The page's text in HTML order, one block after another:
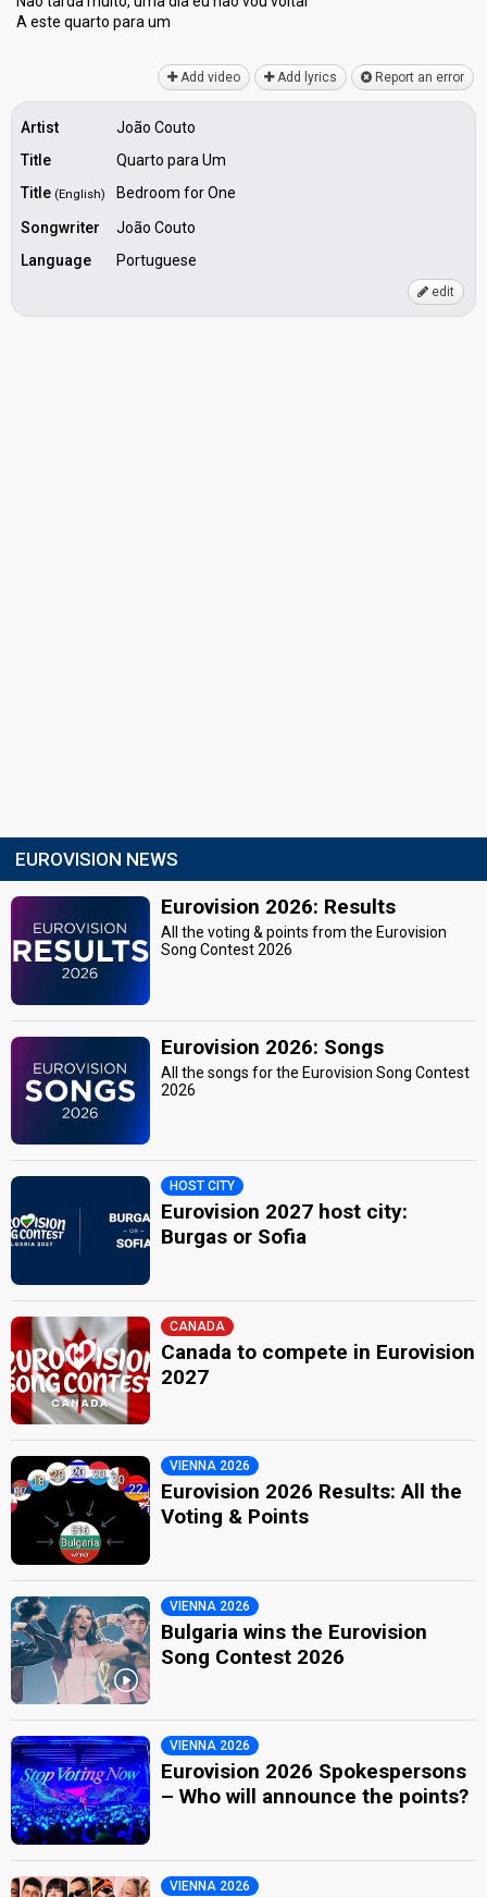
A eѕte quarto parа um
Add video Add lyrics Report an error
Artist
João Couto
Title
Quarto para Um
Title (English)
Bedroom for One
Songwriter
João Couto
Language
Portuguese
edit
EUROVISION NEWS
Eurovision 2026: Results
All the voting & points from the Eurovision
Song Contest 2026
Eurovision 2026: Songs
All the songs for the Eurovision Song Contest
2026
HOST CITY
Eurovision 2027 host city:
Burgas or Sofia
CANADA
Canada to compete in Eurovision
2027
VIENNA 2026
Eurovision 2026 Results: All the
Voting & Points
VIENNA 2026
Bulgaria wins the Eurovision
Song Contest 2026
VIENNA 2026
Eurovision 2026 Spokespersons
– Who will announce the points?
VIENNA 2026